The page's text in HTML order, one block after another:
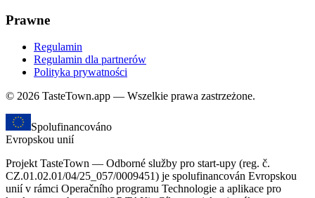
Prawne
Regulamin
Regulamin dla partnerów
Polityka prywatności
© 2026 TasteTown.app — Wszelkie prawa zastrzeżone.
Spolufinancováno
Evropskou unií
Projekt TasteTown — Odborné služby pro start-upy (reg. č.
CZ.01.02.01/04/25_057/0009451) je spolufinancován Evropskou
unií v rámci Operačního programu Technologie a aplikace pro